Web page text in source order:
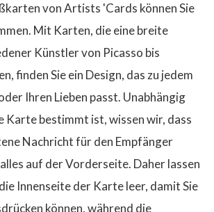
von Artists 'Cards können Sie
Mit Karten, die eine breite
Künstler von Picasso bis
finden Sie ein Design, das zu jedem
Ihren Lieben passt. Unabhängig
Karte bestimmt ist, wissen wir, dass
Nachricht für den Empfänger
auf der Vorderseite. Daher lassen
Innenseite der Karte leer, damit Sie
können, während die